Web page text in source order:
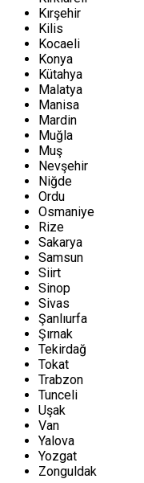
Kırşehir
Kilis
Kocaeli
Konya
Kütahya
Malatya
Manisa
Mardin
Muğla
Muş
Nevşehir
Niğde
Ordu
Osmaniye
Rize
Sakarya
Samsun
Siirt
Sinop
Sivas
Şanlıurfa
Şırnak
Tekirdağ
Tokat
Trabzon
Tunceli
Uşak
Van
Yalova
Yozgat
Zonguldak